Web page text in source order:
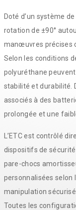
Doté d’un système
rotation de ±90°
manœuvres précises
Selon les conditions
polyuréthane
stabilité et durabilité.
associés à des
prolongée et une
L’ETC est contrôlé
dispositifs de
pare-chocs
personnalisées selon
manipulation
Toutes les